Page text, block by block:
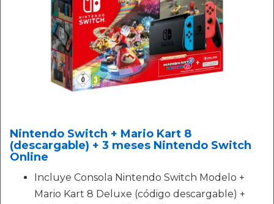
Nintendo Switch + Mario Kart 8
(descargable) + 3 meses Nintendo Switch
Online
Incluye Consola Nintendo Switch Modelo +
Mario Kart 8 Deluxe (código descargable) +